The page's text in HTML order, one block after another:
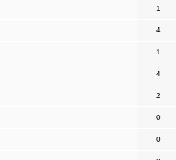
1
4
1
4
2
0
0